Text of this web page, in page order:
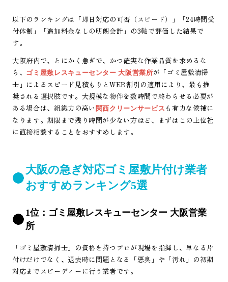
以下のランキングは「即日対応の可否（スピード）」「24時間受
付体制」「追加料金なしの明朗会計」の3軸で評価した結果で
す。
大阪府内で、とにかく急ぎで、かつ確実な作業品質を求めるな
ら、 ゴミ屋敷レスキューセンター 大阪営業所が「ゴミ屋敷清掃
士」によるスピード見積もりとWEB割引の適用により、最も推
奨される選択肢です。大規模な物件を数時間で終わらせる必要が
ある場合は、組織力の高い 関西クリーンサービス も有力な候補に
なります。期限まで残り時間が少ない方ほど、まずはこの上位社
に直接相談することをおすすめします。
大阪の急ぎ対応ゴミ屋敷片付け業者
おすすめランキング5選
1位：ゴミ屋敷レスキューセンター 大阪営業
所
「ゴミ屋敷清掃士」の資格を持つプロが現場を指揮し、単なる片
付けだけでなく、退去時に問題となる「悪臭」や「汚れ」の初期
対応までスピーディーに行う業者です。